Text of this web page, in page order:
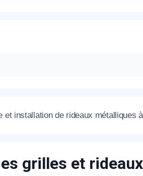
et installation de rideaux métalliques
grilles et